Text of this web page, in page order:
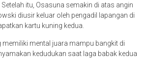
itu, Osasuna semakin di atas angin
diusir keluar oleh pengadil lapangan di
kartu kuning kedua.
memiliki mental juara mampu bangkit di
kedudukan saat laga babak kedua